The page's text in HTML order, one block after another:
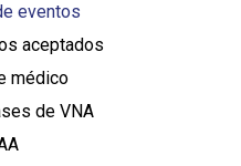
eventos
aceptados
médico
de VNA